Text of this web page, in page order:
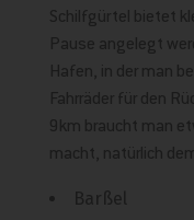
Schilfgürtel bietet
Pause angelegt
Hafen, in der man
Fahrräder für den
9km braucht man
macht, natürlich
Barßel